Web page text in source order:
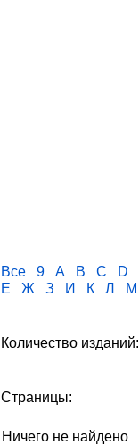
Все 9 A B C D
Е
Ж З И К Л М
Количество изданий:
Страницы:
Ничего не найдено